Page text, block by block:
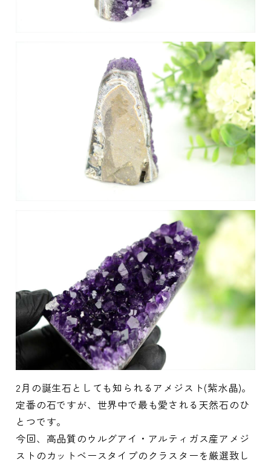
2月の誕生石としても知られるアメジスト(紫水晶)。
定番の石ですが、世界中で最も愛される天然石のひ
とつです。
今回、高品質のウルグアイ・アルティガス産アメジ
ストのカットベースタイプのクラスターを厳選致し